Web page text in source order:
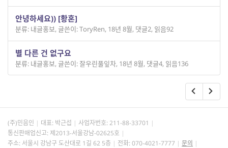
안녕하세요)) [황혼]
분류: 내글홍보, 글쓴이: ToryRen, 18년 8월, 댓글2, 읽음92
별 다른 건 없구요
분류: 내글홍보, 글쓴이: 잘우린풀잎차, 18년 8월, 댓글4, 읽음136
(주)민음인 대표: 박근섭 사업자번호: 211-88-33701
통신판매업신고: 제2013-서울강남-02625호
주소: 서울시 강남구 도산대로 1길 62 5층
전화: 070-4021-7777
문의